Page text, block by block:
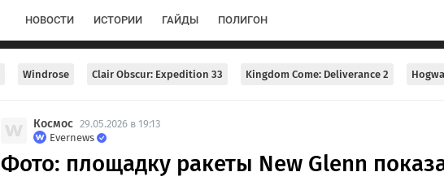
НОВОСТИ ИСТОРИИ ГАЙДЫ ПОЛИГОН
Windrose Clair Obscur: Expedition 33 Kingdom Come: Deliverance 2
Космос 29.05.2026 в 19:13
Evernews
Фото: площадку ракеты New Glenn